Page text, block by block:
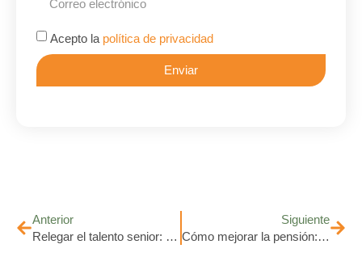
Acepto la política de privacidad
Enviar
Anterior
Relegar el talento senior: cómo el edadismo nos hace desaprovechar experiencia y futuro
Siguiente
Cómo mejorar la pensión: retos para llegar a fin de mes